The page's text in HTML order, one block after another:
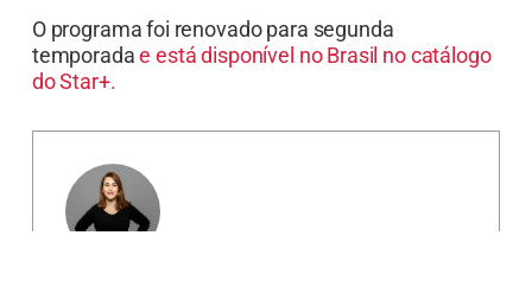
O programa foi renovado para segunda
temporadae está disponível no Brasil no catálogo
do Star+.